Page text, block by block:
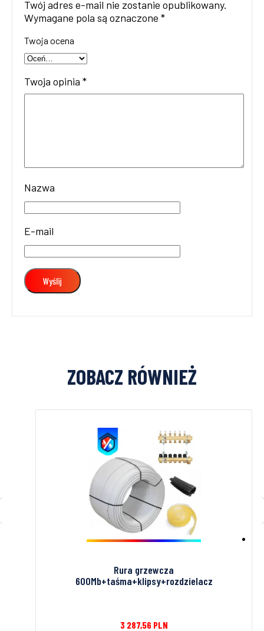
Twój adres e-mail nie zostanie opublikowany.
Wymagane pola są oznaczone *
Twoja ocena
Twoja opinia *
Nazwa
E-mail
ZOBACZ RÓWNIEŻ
Rura grzewcza
600Mb+taśma+klipsy+rozdzielacz
3 287,56 PLN